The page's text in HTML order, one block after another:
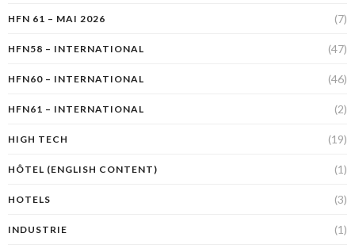
HFN 61 – MAI 2026 (7)
HFN58 – INTERNATIONAL (47)
HFN60 – INTERNATIONAL (46)
HFN61 – INTERNATIONAL (2)
HIGH TECH (19)
HÔTEL (ENGLISH CONTENT) (1)
HOTELS (3)
INDUSTRIE (1)